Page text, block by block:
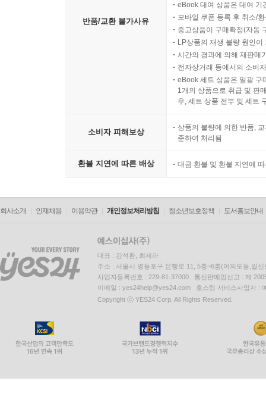
반품/교환 불가사유
eBook 대여 상품은 대여 기
모바일 쿠폰 등록 후 취소/
중고상품이 구매확정(자동
LP상품의 재생 불량 원인
시간의 경과에 의해 재판매
전자상거래 등에서의 소비
eBook 세트 상품은 일괄 구
1개의 상품으로 취급 및 판
우, 세트 상품 전부 및 세트
소비자 피해보상
상품의 불량에 의한 반품,
준하여 처리됨
환불 지연에 따른 배상 대금 환불 및 환불 지연에
회사소개 인재채용 이용약관 개인정보처리방침 청소년보호정책 도서홍보안내
대표 : 김석환, 최세라
주소 : 서울시 영등포구 은행로 11, 5층~6층(여의도동,일신
사업자등록번호 : 229-81-37000 통신판매업신고 : 제
이메일 : yes24help@yes24.com 호스팅 서비스사업자 :
Copyright ⓒ YES24 Corp. All Rights Reserved.